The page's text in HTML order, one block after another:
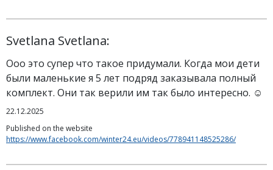
Svetlana Svetlana:
Ооо это супер что такое придумали. Когда мои дети
были маленькие я 5 лет подряд заказывала полный
комплект. Они так верили им так было интересно. ☺️
22.12.2025
Published on the website
https://www.facebook.com/winter24.eu/videos/778941148525286/